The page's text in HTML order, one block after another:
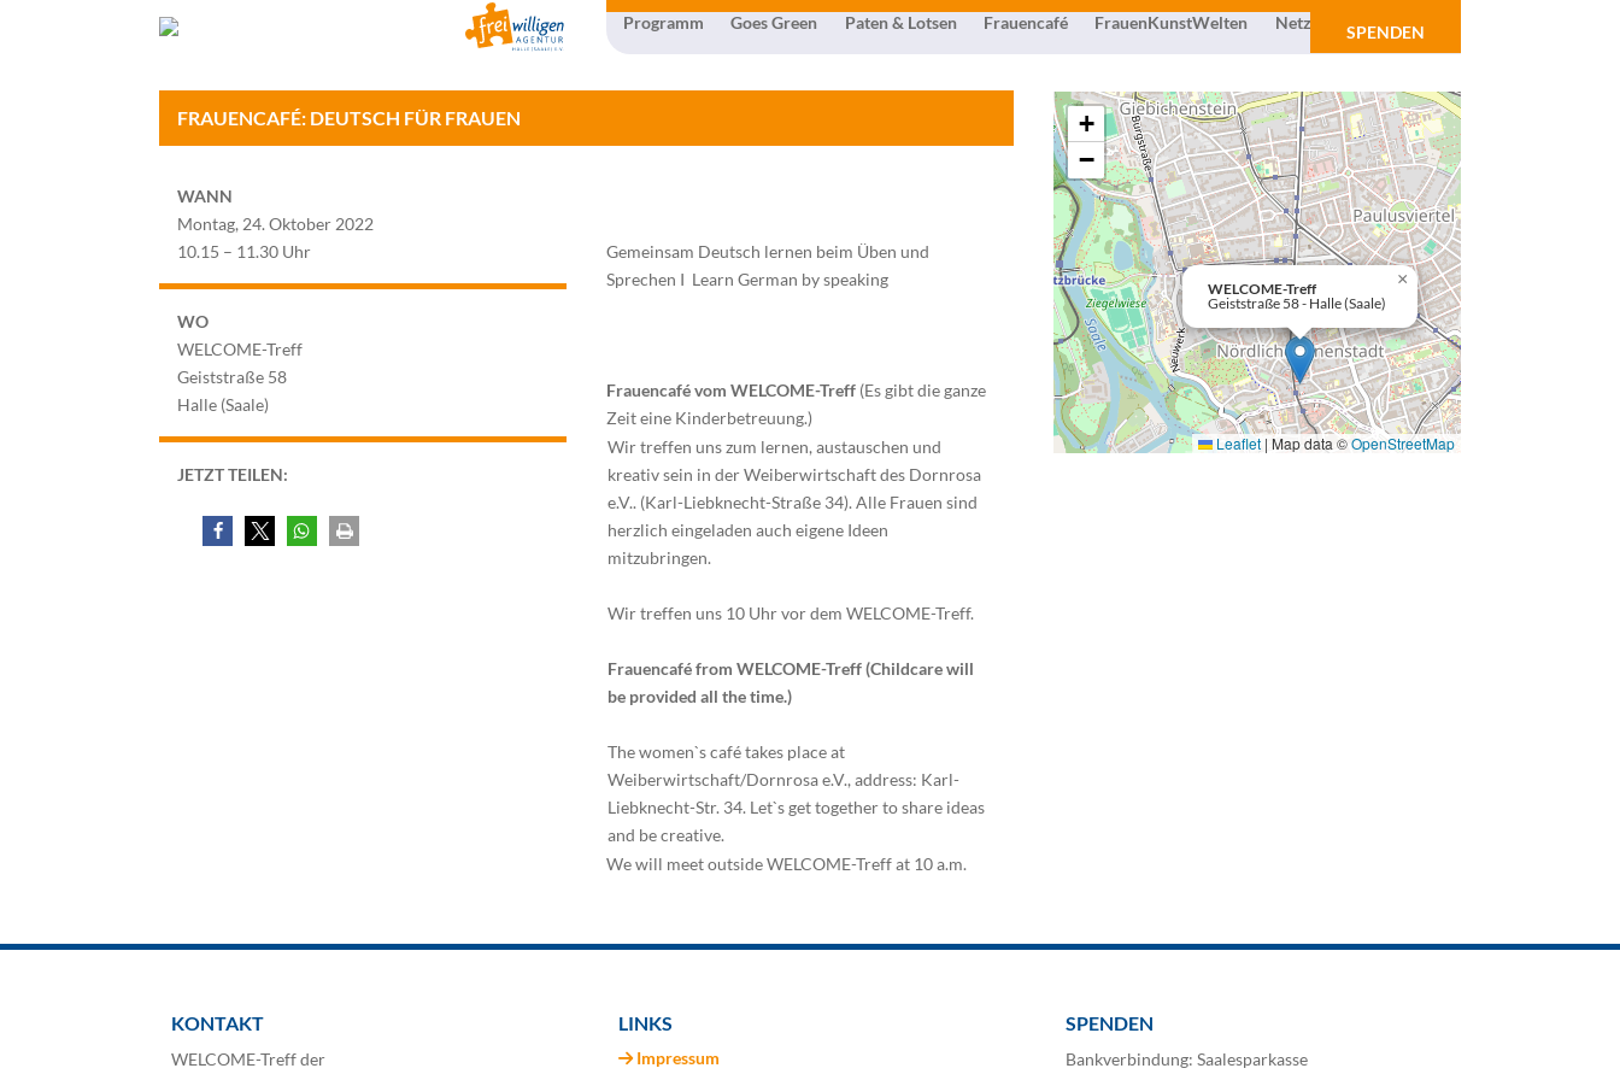
Programm Goes Green Paten & Lotsen Frauencafé FrauenKunstWelten Netzwerk Über uns
SPENDEN
FRAUENCAFÉ: DEUTSCH FÜR FRAUEN
WANN
Montag, 24. Oktober 2022
10.15 – 11.30 Uhr
WO
WELCOME-Treff
Geiststraße 58
Halle (Saale)
JETZT TEILEN:
Gemeinsam Deutsch lernen beim Üben und
Sprechen I Learn German by speaking
Frauencafé vom WELCOME-Treff (Es gibt die ganze
Zeit eine Kinderbetreuung.)
Wir treffen uns zum lernen, austauschen und
kreativ sein in der Weiberwirtschaft des Dornrosa
e.V.. (Karl-Liebknecht-Straße 34). Alle Frauen sind
herzlich eingeladen auch eigene Ideen
mitzubringen.
Wir treffen uns 10 Uhr vor dem WELCOME-Treff.
Frauencafé from WELCOME-Treff (Childcare will
be provided all the time.)
The women`s café takes place at
Weiberwirtschaft/Dornrosa e.V., address: Karl-
Liebknecht-Str. 34. Let`s get together to share ideas
and be creative.
We will meet outside WELCOME-Treff at 10 a.m.
WELCOME-Treff
Geiststraße 58 - Halle (Saale)
×
+
−
Leaflet | Map data ©OpenStreetMap
KONTAKT
WELCOME-Treff der
LINKS
Impressum
SPENDEN
Bankverbindung: Saalesparkasse